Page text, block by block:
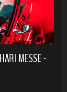
MESSE -